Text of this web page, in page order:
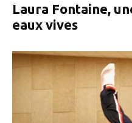
Laura Fontaine,
eaux vives